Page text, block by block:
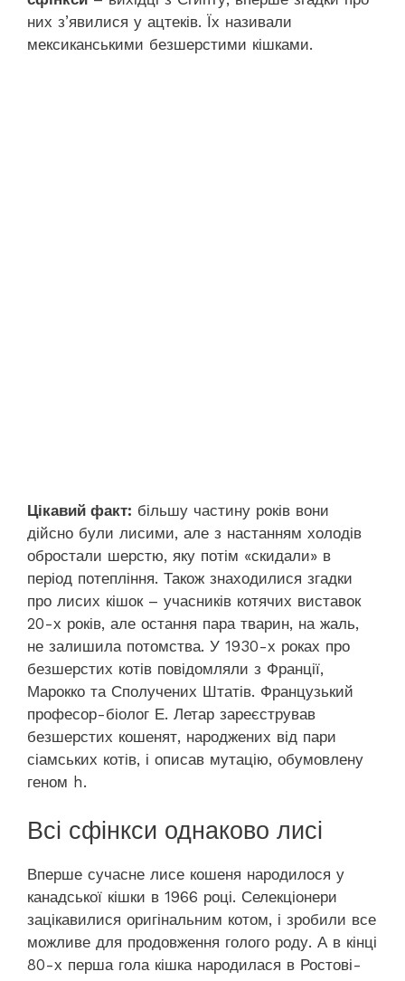
них з’явилися у ацтеків. Їх називали
мексиканськими безшерстими кішками.
Цікавий факт: більшу частину років вони
дійсно були лисими, але з настанням холодів
обростали шерстю, яку потім «скидали» в
період потепління. Також знаходилися згадки
про лисих кішок – учасників котячих виставок
20-х років, але остання пара тварин, на жаль,
не залишила потомства. У 1930-х роках про
безшерстих котів повідомляли з Франції,
Марокко та Сполучених Штатів. Французький
професор-біолог Е. Летар зареєстрував
безшерстих кошенят, народжених від пари
сіамських котів, і описав мутацію, обумовлену
геном h.
Всі сфінкси однаково лисі
Вперше сучасне лисе кошеня народилося у
канадської кішки в 1966 році. Селекціонери
зацікавилися оригінальним котом, і зробили все
можливе для продовження голого роду. А в кінці
80-х перша гола кішка народилася в Ростові-